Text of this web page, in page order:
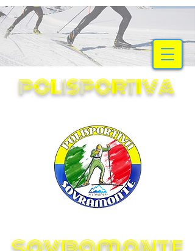
POLISPORTIVA
SCI NORDICO